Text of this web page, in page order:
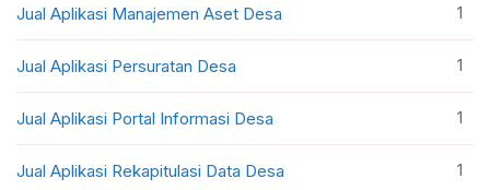
Jual Aplikasi Manajemen Aset Desa 1
Jual Aplikasi Persuratan Desa 1
Jual Aplikasi Portal Informasi Desa 1
Jual Aplikasi Rekapitulasi Data Desa 1